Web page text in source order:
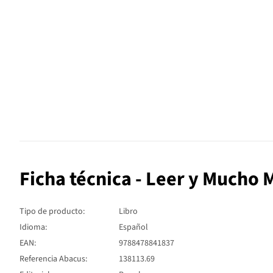
Ficha técnica - Leer y Mucho
Tipo de producto:
Libro
Idioma:
Español
EAN:
9788478841837
Referencia Abacus:
138113.69